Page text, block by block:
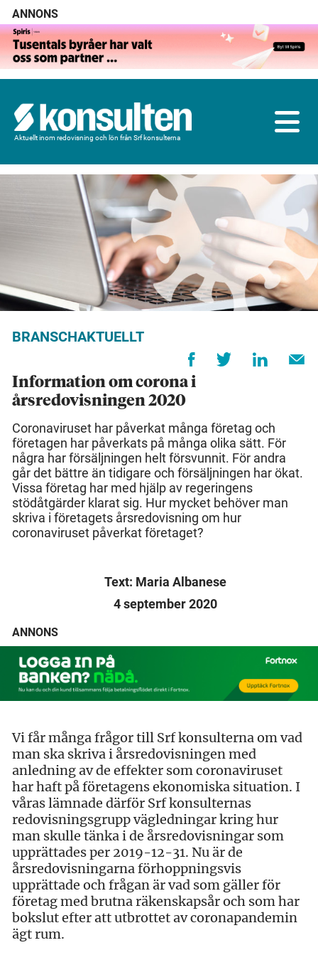
ANNONS
Aktuellt inom redovisning och lön från Srf konsulterna
BRANSCHAKTUELLT
Information om corona i
årsredovisningen 2020
Coronaviruset har påverkat många företag och
företagen har påverkats på många olika sätt. För
några har försäljningen helt försvunnit. För andra
går det bättre än tidigare och försäljningen har ökat.
Vissa företag har med hjälp av regeringens
stödåtgärder klarat sig. Hur mycket behöver man
skriva i företagets årsredovisning om hur
coronaviruset påverkat företaget?
Text: Maria Albanese
4 september 2020
ANNONS
Vi får många frågor till Srf konsulterna om vad
man ska skriva i årsredovisningen med
anledning av de effekter som coronaviruset
har haft på företagens ekonomiska situation. I
våras lämnade därför Srf konsulternas
redovisningsgrupp vägledningar kring hur
man skulle tänka i de årsredovisningar som
upprättades per 2019-12-31. Nu är de
årsredovisningarna förhoppningsvis
upprättade och frågan är vad som gäller för
företag med brutna räkenskapsår och som har
bokslut efter att utbrottet av coronapandemin
ägt rum.